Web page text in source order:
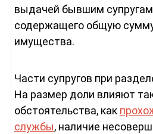
выдачей бывшим
содержащего общую
имущества.
Части супругов при
На размер доли влияют
обстоятельства, как
службы, наличие